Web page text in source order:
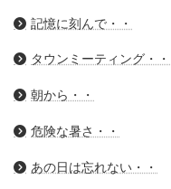
記憶に刻んで・・
タウンミーティング・・
朝から・・
危険な暑さ・・
あの日は忘れない・・